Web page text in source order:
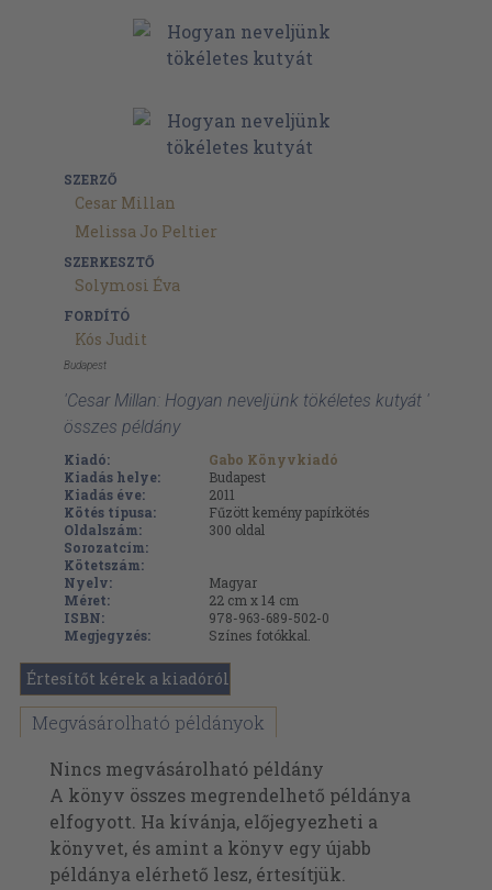
SZERZŐ
Cesar Millan
Melissa Jo Peltier
SZERKESZTŐ
Solymosi Éva
FORDÍTÓ
Kós Judit
Budapest
'Cesar Millan: Hogyan neveljünk tökéletes kutyát '
összes példány
Kiadó:
Gabo Könyvkiadó
Kiadás helye:
Budapest
Kiadás éve:
2011
Kötés típusa:
Fűzött kemény papírkötés
Oldalszám:
300 oldal
Sorozatcím:
Kötetszám:
Nyelv:
Magyar
Méret:
22 cm x 14 cm
ISBN:
978-963-689-502-0
Megjegyzés:
Színes fotókkal.
Értesítőt kérek a kiadóról
Megvásárolható példányok
Nincs megvásárolható példány
A könyv összes megrendelhető példánya
elfogyott. Ha kívánja, előjegyezheti a
könyvet, és amint a könyv egy újabb
példánya elérhető lesz, értesítjük.